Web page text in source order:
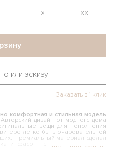
L XL
XXL
или эскизу
Заказать в 1 клик
комфортная и стильная модель
Авторский дизайн от модного дома
вещи для пополнения
легко быть очаровательной
Премиальный материал сделал
и фасон придают еще больше